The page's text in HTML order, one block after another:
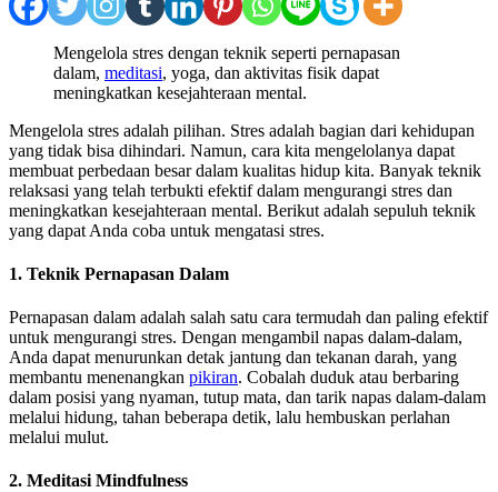
Mengelola stres dengan teknik seperti pernapasan
dalam, meditasi, yoga, dan aktivitas fisik dapat
meningkatkan kesejahteraan mental.
Mengelola stres adalah pilihan. Stres adalah bagian dari kehidupan
yang tidak bisa dihindari. Namun, cara kita mengelolanya dapat
membuat perbedaan besar dalam kualitas hidup kita. Banyak teknik
relaksasi yang telah terbukti efektif dalam mengurangi stres dan
meningkatkan kesejahteraan mental. Berikut adalah sepuluh teknik
yang dapat Anda coba untuk mengatasi stres.
1. Teknik Pernapasan Dalam
Pernapasan dalam adalah salah satu cara termudah dan paling efektif
untuk mengurangi stres. Dengan mengambil napas dalam-dalam,
Anda dapat menurunkan detak jantung dan tekanan darah, yang
membantu menenangkan pikiran. Cobalah duduk atau berbaring
dalam posisi yang nyaman, tutup mata, dan tarik napas dalam-dalam
melalui hidung, tahan beberapa detik, lalu hembuskan perlahan
melalui mulut.
2. Meditasi Mindfulness